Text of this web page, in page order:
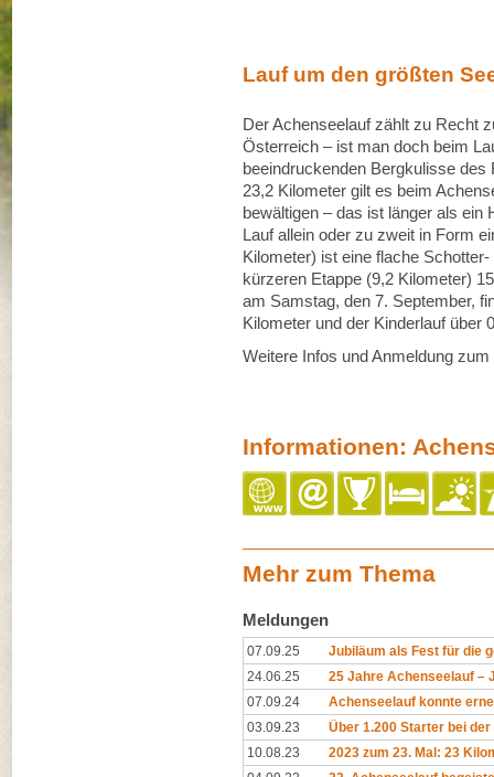
Lauf um den größten
Der Achenseelauf zählt zu Recht
Österreich – ist man doch beim
beeindruckenden Bergkulisse
23,2 Kilometer gilt es beim
bewältigen – das ist länger als ein
Lauf allein oder zu zweit in Form
Kilometer) ist eine flache
kürzeren Etappe (9,2 Kilometer)
am Samstag, den 7. September,
Kilometer und der Kinderlauf über
Weitere Infos und Anmeldung
Informationen:
Mehr zum Thema
Meldungen
07.09.25
Jubiläum als Fest für die
24.06.25
25 Jahre Achenseelauf –
07.09.24
Achenseelauf konnte
03.09.23
Über 1.200 Starter bei
10.08.23
2023 zum 23. Mal: 23